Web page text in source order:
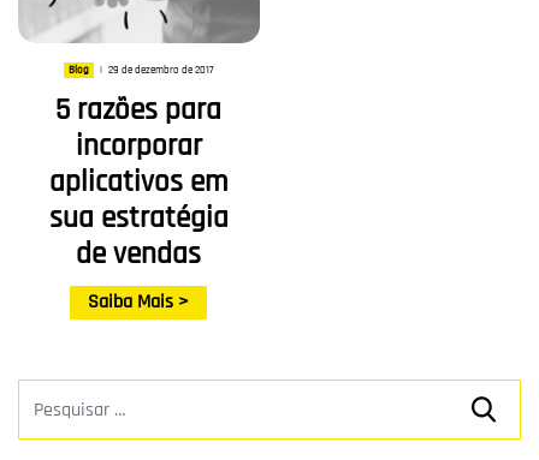
Blog | 29 de dezembro de 2017
5 razões para
incorporar
aplicativos em
sua estratégia
de vendas
Saiba Mais >